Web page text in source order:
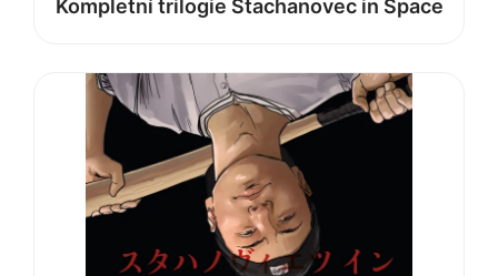
Kompletní trilogie Stachanovec in Space